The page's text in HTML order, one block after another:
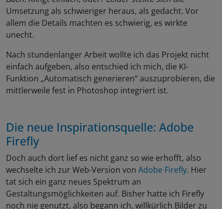
Umsetzung als schwieriger heraus, als gedacht. Vor
allem die Details machten es schwierig, es wirkte
unecht.
Nach stundenlanger Arbeit wollte ich das Projekt nicht
einfach aufgeben, also entschied ich mich, die KI-
Funktion „Automatisch generieren“ auszuprobieren, die
mittlerweile fest in Photoshop integriert ist.
Die neue Inspirationsquelle: Adobe
Firefly
Doch auch dort lief es nicht ganz so wie erhofft, also
wechselte ich zur Web-Version von Adobe Firefly. Hier
tat sich ein ganz neues Spektrum an
Gestaltungsmöglichkeiten auf. Bisher hatte ich Firefly
noch nie genutzt, also begann ich, willkürlich Bilder zu